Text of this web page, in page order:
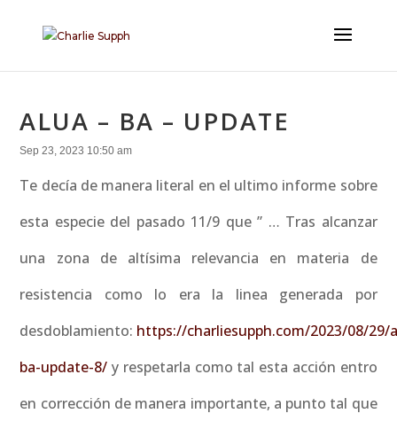
ALUA – BA – UPDATE
Sep 23, 2023 10:50 am
Te decía de manera literal en el ultimo informe sobre
esta especie del pasado 11/9 que ” … Tras alcanzar
una zona de altísima relevancia en materia de
resistencia como lo era la linea generada por
desdoblamiento: https://charliesupph.com/2023/08/29/
ba-update-8/ y respetarla como tal esta acción entro
en corrección de manera importante, a punto tal que